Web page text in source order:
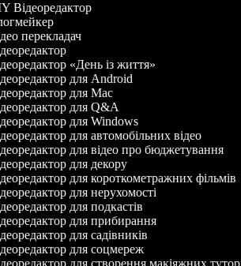
Відеоредактор
перекладач
«День із життя»
для Android
для Mac
для Q&A
для Windows
для автомобільних відео
для відео про бюджетування
для декору
для короткометражних фільмів
для нерухомості
для подкастів
для прибирання
для садівників
для соцмереж